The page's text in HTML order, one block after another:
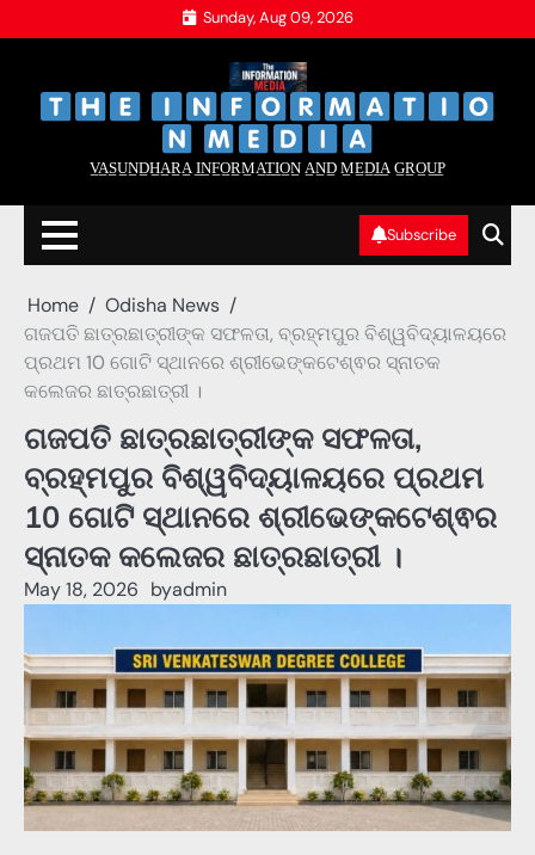
to
Sunday, Aug 09, 2026
V̲A̲S̲U̲N̲D̲H̲A̲R̲A̲ I̲N̲F̲O̲R̲M̲A̲T̲I̲O̲N̲ A̲N̲D̲ M̲E̲D̲I̲A̲ G̲R̲O̲U̲P̲
Subscribe
Home
Odisha News
ଗଜପତି ଛାତ୍ରଛାତ୍ରୀଙ୍କ ସଫଳତା, ବ୍ରହ୍ମପୁର ବିଶ୍ୱବିଦ୍ୟାଳୟରେ
ପ୍ରଥମ 10 ଗୋଟି ସ୍ଥାନରେ ଶ୍ରୀଭେଙ୍କଟେଶ୍ଵର ସ୍ନାତକ
କଲେଜର ଛାତ୍ରଛାତ୍ରୀ ।
ଗଜପତି ଛାତ୍ରଛାତ୍ରୀଙ୍କ ସଫଳତା,
ବ୍ରହ୍ମପୁର ବିଶ୍ୱବିଦ୍ୟାଳୟରେ ପ୍ରଥମ
10 ଗୋଟି ସ୍ଥାନରେ ଶ୍ରୀଭେଙ୍କଟେଶ୍ଵର
ସ୍ନାତକ କଲେଜର ଛାତ୍ରଛାତ୍ରୀ ।
May 18, 2026 byadmin